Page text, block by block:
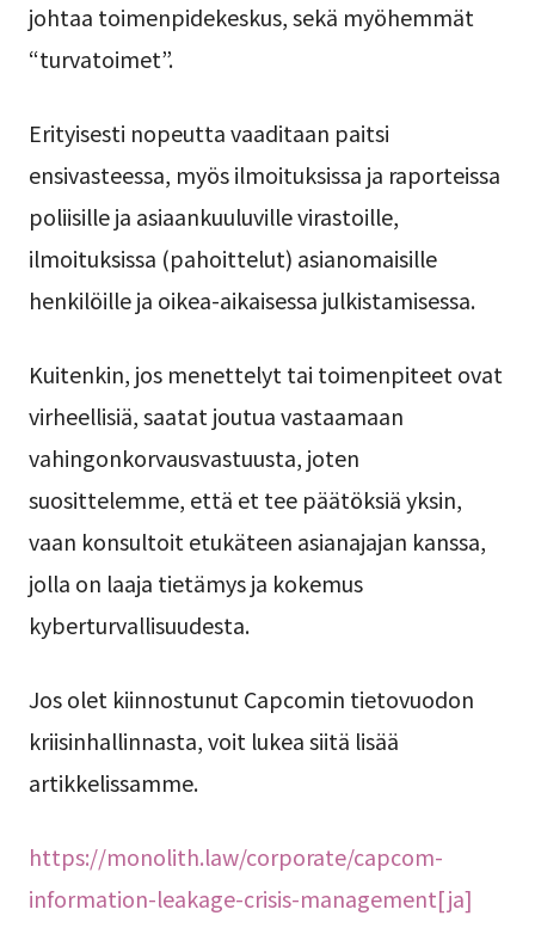
johtaa toimenpidekeskus, sekä myöhemmät
“turvatoimet”.
Erityisesti nopeutta vaaditaan paitsi
ensivasteessa, myös ilmoituksissa ja raporteissa
poliisille ja asiaankuuluville virastoille,
ilmoituksissa (pahoittelut) asianomaisille
henkilöille ja oikea-aikaisessa julkistamisessa.
Kuitenkin, jos menettelyt tai toimenpiteet ovat
virheellisiä, saatat joutua vastaamaan
vahingonkorvausvastuusta, joten
suosittelemme, että et tee päätöksiä yksin,
vaan konsultoit etukäteen asianajajan kanssa,
jolla on laaja tietämys ja kokemus
kyberturvallisuudesta.
Jos olet kiinnostunut Capcomin tietovuodon
kriisinhallinnasta, voit lukea siitä lisää
artikkelissamme.
https://monolith.law/corporate/capcom-
information-leakage-crisis-management[ja]